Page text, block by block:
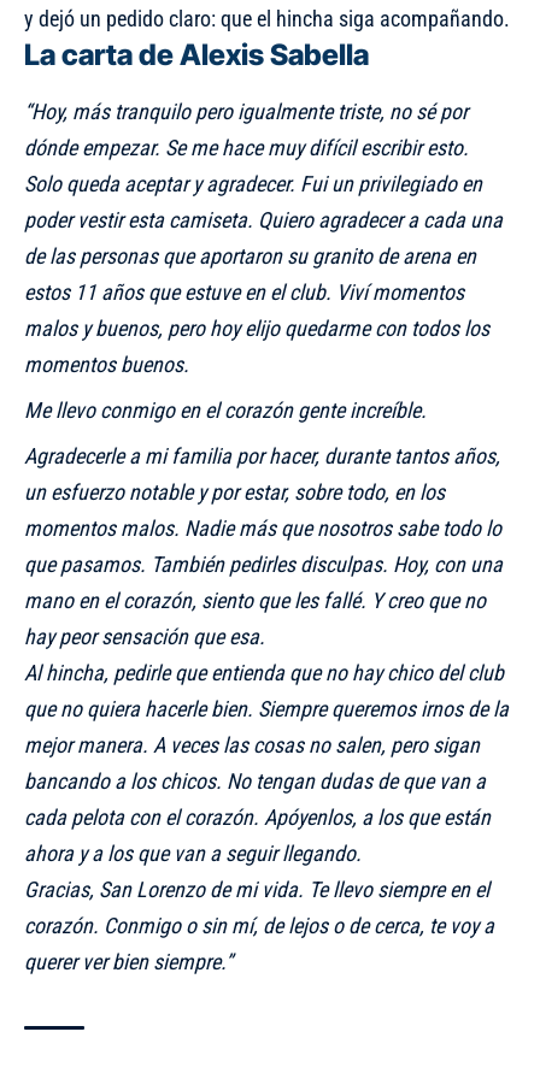
y dejó un pedido claro: que el hincha siga acompañando.
La carta de Alexis Sabella
“Hoy, más tranquilo pero igualmente triste, no sé por
dónde empezar. Se me hace muy difícil escribir esto.
Solo queda aceptar y agradecer. Fui un privilegiado en
poder vestir esta camiseta. Quiero agradecer a cada una
de las personas que aportaron su granito de arena en
estos 11 años que estuve en el club. Viví momentos
malos y buenos, pero hoy elijo quedarme con todos los
momentos buenos.
Me llevo conmigo en el corazón gente increíble.
Agradecerle a mi familia por hacer, durante tantos años,
un esfuerzo notable y por estar, sobre todo, en los
momentos malos. Nadie más que nosotros sabe todo lo
que pasamos. También pedirles disculpas. Hoy, con una
mano en el corazón, siento que les fallé. Y creo que no
hay peor sensación que esa.
Al hincha, pedirle que entienda que no hay chico del club
que no quiera hacerle bien. Siempre queremos irnos de la
mejor manera. A veces las cosas no salen, pero sigan
bancando a los chicos. No tengan dudas de que van a
cada pelota con el corazón. Apóyenlos, a los que están
ahora y a los que van a seguir llegando.
Gracias, San Lorenzo de mi vida. Te llevo siempre en el
corazón. Conmigo o sin mí, de lejos o de cerca, te voy a
querer ver bien siempre.”